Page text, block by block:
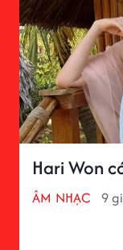
Hari Won
ÂM NHẠC 9